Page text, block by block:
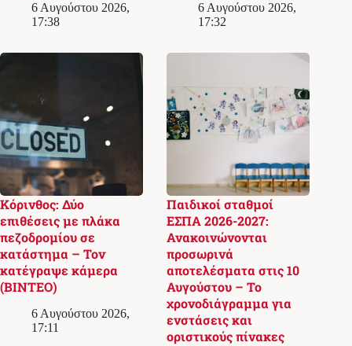
6 Αυγούστου 2026,
17:38
6 Αυγούστου 2026,
17:32
Κόρινθος: Δύο
επιθέσεις με πλάκα
πεζοδρομίου σε
κατάστημα – Τον
κατέγραψε κάμερα
(ΒΙΝΤΕΟ)
6 Αυγούστου 2026,
17:11
Παιδικοί σταθμοί
ΕΣΠΑ 2026-2027:
Ανακοινώνονται
προσωρινά
αποτελέσματα στις 10
Αυγούστου – Το
χρονοδιάγραμμα για
ενστάσεις και
οριστικούς πίνακες